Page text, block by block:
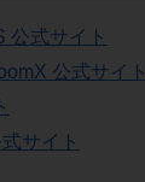
公式サイト
公式サイト
サイト